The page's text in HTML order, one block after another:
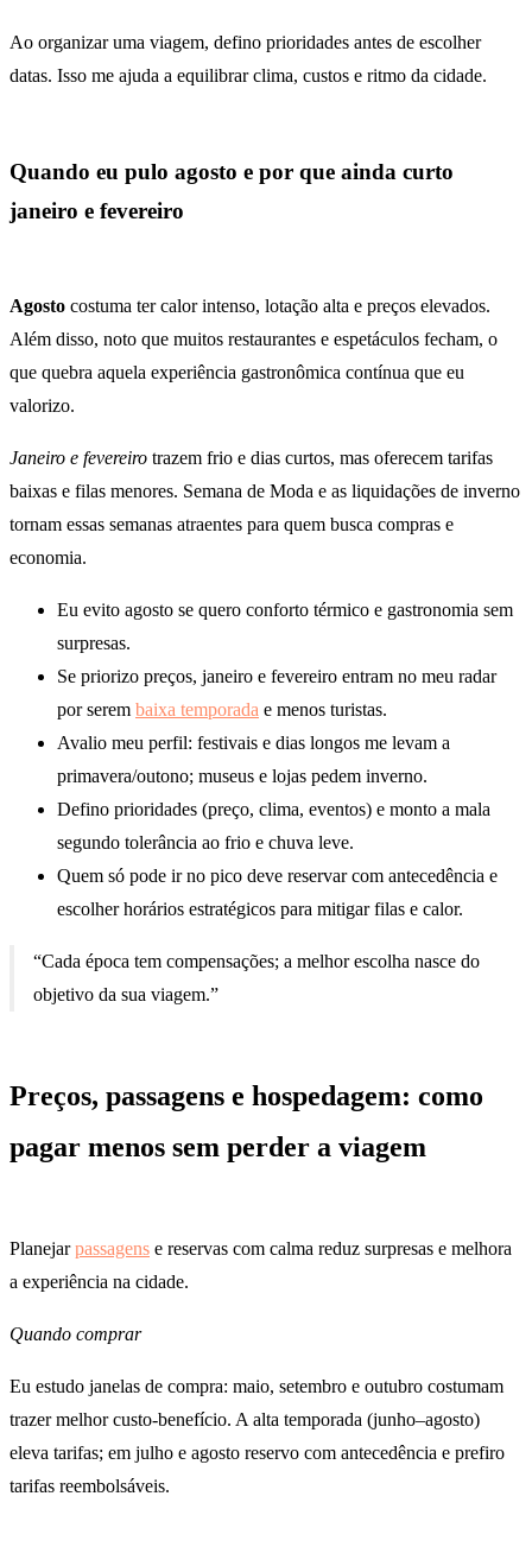
Ao organizar uma viagem, defino prioridades antes de escolher
datas. Isso me ajuda a equilibrar clima, custos e ritmo da cidade.
Quando eu pulo agosto e por que ainda curto
janeiro e fevereiro
Agosto costuma ter calor intenso, lotação alta e preços elevados.
Além disso, noto que muitos restaurantes e espetáculos fecham, o
que quebra aquela experiência gastronômica contínua que eu
valorizo.
Janeiro e fevereiro trazem frio e dias curtos, mas oferecem tarifas
baixas e filas menores. Semana de Moda e as liquidações de inverno
tornam essas semanas atraentes para quem busca compras e
economia.
Eu evito agosto se quero conforto térmico e gastronomia sem
surpresas.
Se priorizo preços, janeiro e fevereiro entram no meu radar
por serem baixa temporada e menos turistas.
Avalio meu perfil: festivais e dias longos me levam a
primavera/outono; museus e lojas pedem inverno.
Defino prioridades (preço, clima, eventos) e monto a mala
segundo tolerância ao frio e chuva leve.
Quem só pode ir no pico deve reservar com antecedência e
escolher horários estratégicos para mitigar filas e calor.
“Cada época tem compensações; a melhor escolha nasce do
objetivo da sua viagem.”
Preços, passagens e hospedagem: como
pagar menos sem perder a viagem
Planejarpassagens e reservas com calma reduz surpresas e melhora
a experiência na cidade.
Quando comprar
Eu estudo janelas de compra: maio, setembro e outubro costumam
trazer melhor custo-benefício. A alta temporada (junho–agosto)
eleva tarifas; em julho e agosto reservo com antecedência e prefiro
tarifas reembolsáveis.